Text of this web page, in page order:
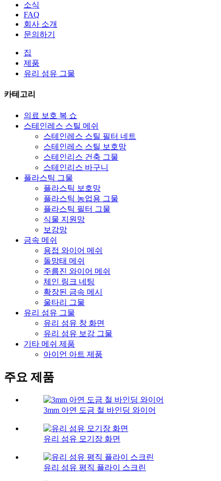
소식
FAQ
회사 소개
문의하기
집
제품
유리 섬유 그물
카테고리
의료 보호 복 쇼
스테인레스 스틸 메쉬
스테인레스 스틸 필터 네트
스테인레스 스틸 보호망
스테인리스 건축 그물
스테인리스 바구니
플라스틱 그물
플라스틱 보호망
플라스틱 농업용 그물
플라스틱 필터 그물
식물 지원망
보강망
금속 메쉬
용접 와이어 메쉬
돌망태 메쉬
주름진 와이어 메쉬
체인 링크 네팅
확장된 금속 메시
울타리 그물
유리 섬유 그물
유리 섬유 창 화면
유리 섬유 보강 그물
기타 메쉬 제품
아이언 아트 제품
주요 제품
3mm 아연 도금 철 바인딩 와이어
유리 섬유 모기장 화면
유리 섬유 평직 플라이 스크린